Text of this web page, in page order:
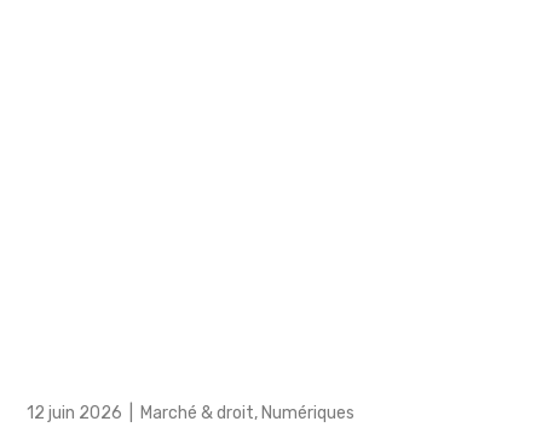
12 juin 2026 Marché & droit, Numériques